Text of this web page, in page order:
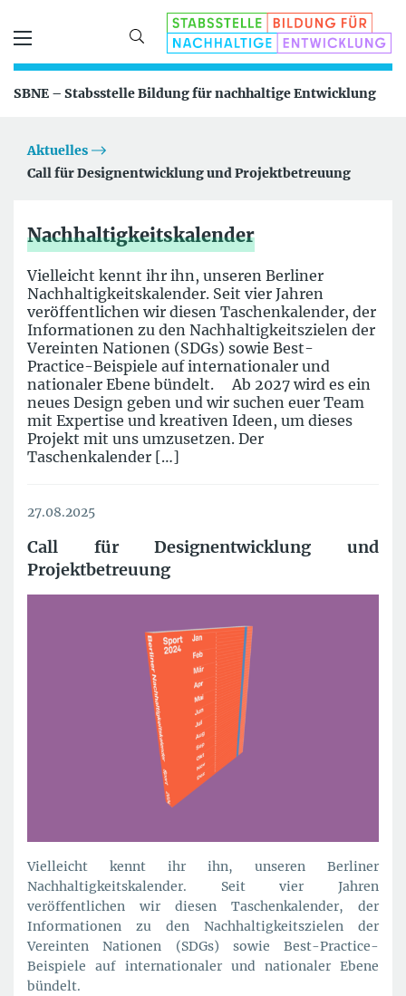
SBNE – Stabsstelle Bildung für nachhaltige Entwicklung
Aktuelles
Call für Designentwicklung und Projektbetreuung
Nachhaltigkeitskalender
Vielleicht kennt ihr ihn, unseren Berliner
Nachhaltigkeitskalender. Seit vier Jahren
veröffentlichen wir diesen Taschenkalender, der
Informationen zu den Nachhaltigkeitszielen der
Vereinten Nationen (SDGs) sowie Best-
Practice-Beispiele auf internationaler und
nationaler Ebene bündelt. Ab 2027 wird es ein
neues Design geben und wir suchen euer Team
mit Expertise und kreativen Ideen, um dieses
Projekt mit uns umzusetzen. Der
Taschenkalender […]
27.08.2025
Call für Designentwicklung und
Projektbetreuung
Vielleicht kennt ihr ihn, unseren Berliner
Nachhaltigkeitskalender. Seit vier Jahren
veröffentlichen wir diesen Taschenkalender, der
Informationen zu den Nachhaltigkeitszielen der
Vereinten Nationen (SDGs) sowie Best-Practice-
Beispiele auf internationaler und nationaler Ebene
bündelt.